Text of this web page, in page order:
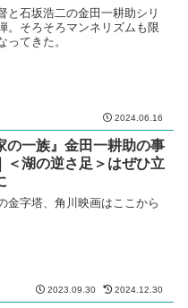
と石坂浩二の金田一耕助シリ
。そろそろマンネリズムも限
ってきた。
2024.06.16
の一族』金田一耕助の事
湖の逆さ足＞はぜひ立
金字塔、角川映画はここから
2023.09.30 2024.12.30